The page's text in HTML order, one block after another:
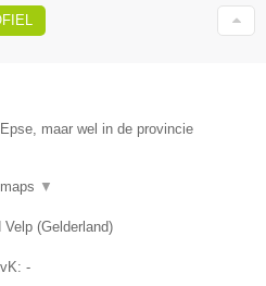
maar wel in de provincie
▼
Velp (Gelderland)
-